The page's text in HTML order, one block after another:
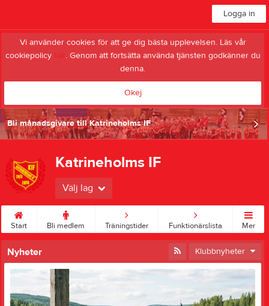
Logga in
Vi använder cookies för att ge dig bästa upplevelsen. Läs vår
cookiepolicy här. Genom att fortsätta använda tjänsten godkänner du
denna.
Okej
Bli månadsgivare till Katrineholms IF
Katrineholms IF
Välj lag
Start Bli medlem Träningstider Funktionärslista Mer
Nyheter Klubbnyheter